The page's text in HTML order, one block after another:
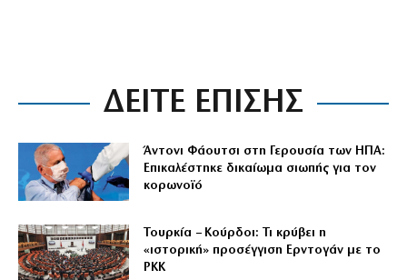
ΔΕΙΤΕ ΕΠΙΣΗΣ
Άντονι Φάουτσι στη Γερουσία των ΗΠΑ:
Επικαλέστηκε δικαίωμα σιωπής για τον
κορωνοϊό
Τουρκία – Κούρδοι: Τι κρύβει η
«ιστορική» προσέγγιση Ερντογάν με το
PKK